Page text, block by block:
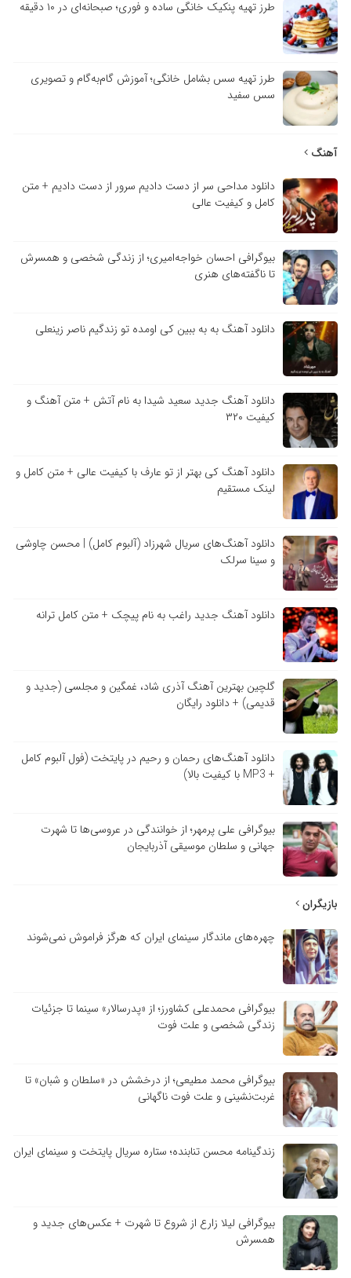
طرز تهیه پنکیک خانگی ساده و فوری؛ صبحانه‌ای در ۱۰ دقیقه
طرز تهیه سس بشامل خانگی؛ آموزش گام‌به‌گام و تصویری
سس سفید
آهنگ
دانلود مداحی سر از دست دادیم سرور از دست دادیم + متن
کامل و کیفیت عالی
بیوگرافی احسان خواجه‌امیری؛ از زندگی شخصی و همسرش
تا ناگفته‌های هنری
دانلود آهنگ به به ببین کی اومده تو زندگیم ناصر زینعلی
دانلود آهنگ جدید سعید شیدا به نام آتش + متن آهنگ و
کیفیت ۳۲۰
دانلود آهنگ کی بهتر از تو عارف با کیفیت عالی + متن کامل و
لینک مستقیم
دانلود آهنگ‌های سریال شهرزاد (آلبوم کامل) | محسن چاوشی
و سینا سرلک
دانلود آهنگ جدید راغب به نام پیچک + متن کامل ترانه
گلچین بهترین آهنگ آذری شاد، غمگین و مجلسی (جدید و
قدیمی) + دانلود رایگان
دانلود آهنگ‌های رحمان و رحیم در پایتخت (فول آلبوم کامل
+ MP3 با کیفیت بالا)
بیوگرافی علی پرمهر؛ از خوانندگی در عروسی‌ها تا شهرت
جهانی و سلطان موسیقی آذربایجان
بازیگران
چهره‌های ماندگار سینمای ایران که هرگز فراموش نمی‌شوند
بیوگرافی محمدعلی کشاورز؛ از «پدرسالار» سینما تا جزئیات
زندگی شخصی و علت فوت
بیوگرافی محمد مطیعی؛ از درخشش در «سلطان و شبان» تا
غربت‌نشینی و علت فوت ناگهانی
زندگینامه محسن تنابنده؛ ستاره سریال پایتخت و سینمای ایران
بیوگرافی لیلا زارع از شروع تا شهرت + عکس‌های جدید و
همسرش